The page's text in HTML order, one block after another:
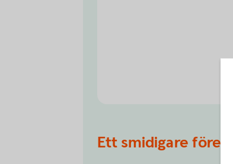
Ett smidigare